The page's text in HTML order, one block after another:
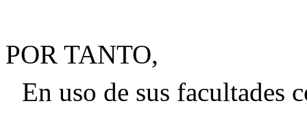
POR TANTO,
En uso de sus facultades